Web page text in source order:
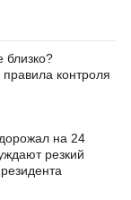
близко?
контроля
на 24
резкий